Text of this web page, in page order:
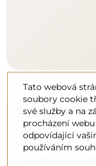
Čištění a
Pro zachování
Tato webová
soubory cookie
své služby a na
procházení
odpovídající
používáním